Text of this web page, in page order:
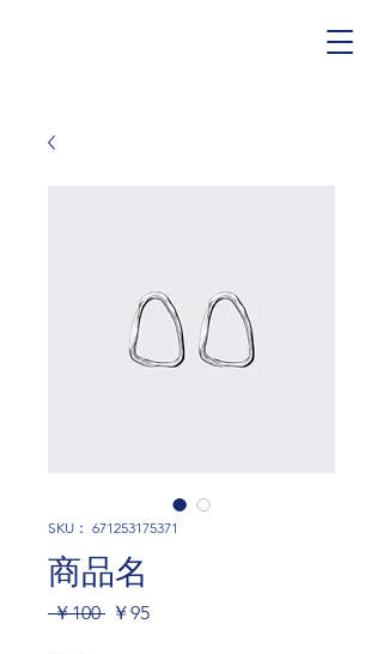
SKU： 671253175371
商品名
￥100 通￥95セ